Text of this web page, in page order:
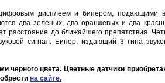
дисплеем и бипером, подающими
два зеленых, два оранжевых и два
до ближайшего препятствия.
сигнал. Бипер, издающий 3 типа
цвета. Цветные датчики
на сайте.